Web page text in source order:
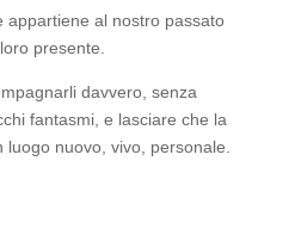
appartiene al nostro passato
presente.
davvero, senza
fantasmi, e lasciare che la
luogo nuovo, vivo, personale.